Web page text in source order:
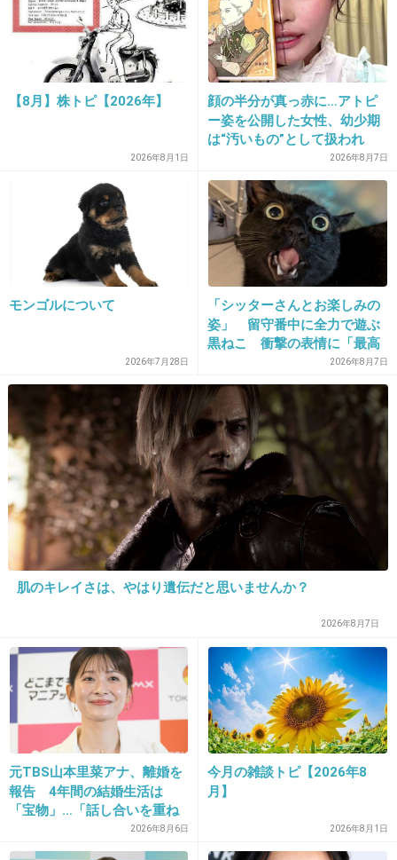
っ、言われないの！？じゃあ似てないんだね」
を超える名言に未だ出会えていない
+171 -8
ィアがかぎつけるの？
警察が漏えいしてるの？
+23
この人、芸能界ですごい信頼されてるよね。
聖子ちゃんが神田と別れるって決めた時一緒に
いたのもこの人で、
聖子ちゃんの本にも「高田順二さんだけは知っ
ていた」と書かれてるし、
飯島愛の本にも「芸能界で唯一なんでも相談で
きる相手」って書かれていた。
ご意見番とか言われている芸能人が、テレビで
絶対出しゃばって暴露とかしないし。
事故が大したことなくて良かったです。
+185 -4
25. 匿名2018/03/20(火) 22:24:51
そろそろタカラジェンヌも認知症
【8月】株トピ【2026年】
2026年8月1日
顔の半分が真っ赤に…アトピ
ー姿を公開した女性、幼少期
は“汚いもの”として扱われ
「人に触れる行為に罪悪感を
持っていた」
2026年8月7日
モンゴルについて
2026年7月28日
「シッターさんとお楽しみの
姿」 留守番中に全力で遊ぶ
黒ねこ 衝撃の表情に「最高
2026年8月7日
肌のキレイさは、やはり遺伝だと思いませんか？
2026年8月7日
元TBS山本里菜アナ、離婚を
報告 4年間の結婚生活は
「宝物」…「話し合いを重ね
2026年8月6日
今月の雑談トピ【2026年8
月】
2026年8月1日